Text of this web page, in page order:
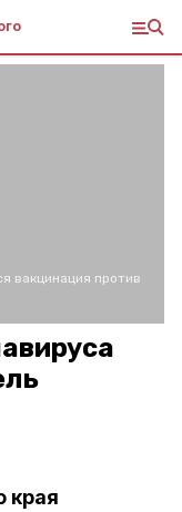
вакцинация против
края